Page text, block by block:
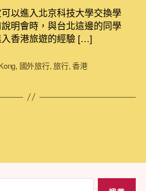
佈
日
期
日
記]
香
港
天
遊
以進入北京科技大學交換學
明會時，與台北這邊的同學
香港旅遊的經驗 […]
, 國外旅行,旅行,香港